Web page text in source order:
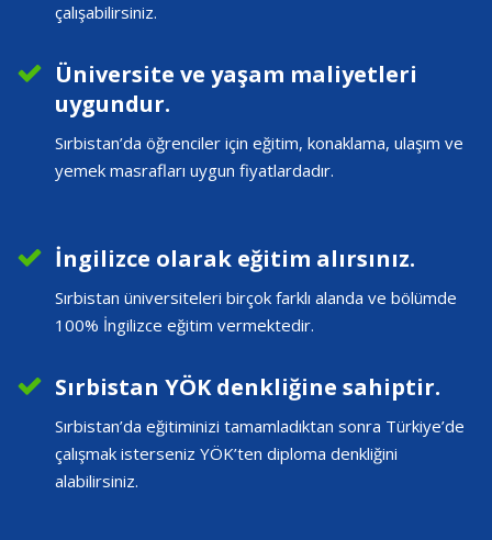
çalışabilirsiniz.
Üniversite ve yaşam maliyetleri
uygundur.
Sırbistan’da öğrenciler için eğitim, konaklama, ulaşım ve
yemek masrafları uygun fiyatlardadır.
İngilizce olarak eğitim alırsınız.
Sırbistan üniversiteleri birçok farklı alanda ve bölümde
100% İngilizce eğitim vermektedir.
Sırbistan YÖK denkliğine sahiptir.
Sırbistan’da eğitiminizi tamamladıktan sonra Türkiye’de
çalışmak isterseniz YÖK’ten diploma denkliğini
alabilirsiniz.